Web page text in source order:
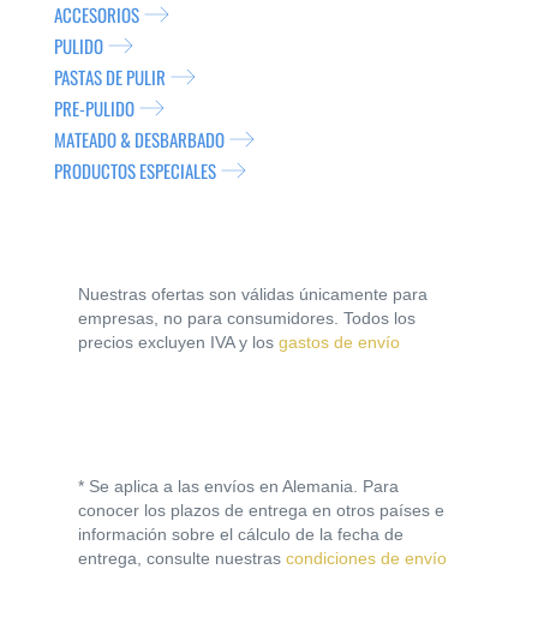
ACCESORIOS
PULIDO
PASTAS DE PULIR
PRE-PULIDO
MATEADO & DESBARBADO
PRODUCTOS ESPECIALES
Nuestras ofertas son válidas únicamente para
empresas, no para consumidores. Todos los
precios excluyen IVA y los gastos de envío
* Se aplica a las envíos en Alemania. Para
conocer los plazos de entrega en otros países e
información sobre el cálculo de la fecha de
entrega, consulte nuestras condiciones de envío